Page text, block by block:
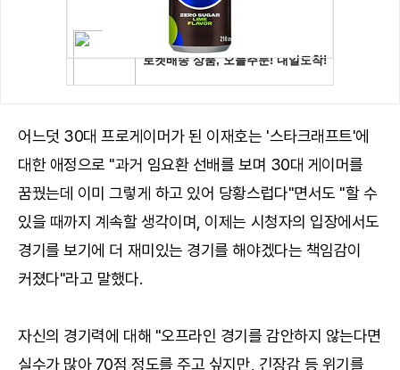
어느덧 30대 프로게이머가 된 이재호는 '스타크래프트'에
대한 애정으로 "과거 임요환 선배를 보며 30대 게이머를
꿈꿨는데 이미 그렇게 하고 있어 당황스럽다"면서도 "할 수
있을 때까지 계속할 생각이며, 이제는 시청자의 입장에서도
경기를 보기에 더 재미있는 경기를 해야겠다는 책임감이
커졌다"라고 말했다.
자신의 경기력에 대해 "오프라인 경기를 감안하지 않는다면
실수가 많아 70점 정도를 주고 싶지만, 긴장감 등 위기를